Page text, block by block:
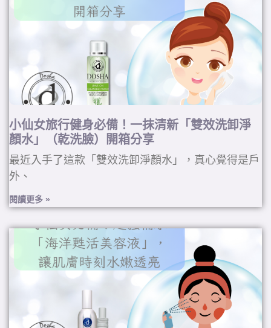
小仙女旅行健身必備！一抹清新「雙效洗卸淨
顏水」（乾洗臉）開箱分享
最近入手了這款「雙效洗卸淨顏水」，真心覺得是戶
外、
閱讀更多 »